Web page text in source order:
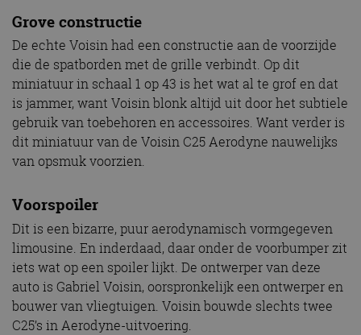
Grove constructie
De echte Voisin had een constructie aan de voorzijde
die de spatborden met de grille verbindt. Op dit
miniatuur in schaal 1 op 43 is het wat al te grof en dat
is jammer, want Voisin blonk altijd uit door het subtiele
gebruik van toebehoren en accessoires. Want verder is
dit miniatuur van de Voisin C25 Aerodyne nauwelijks
van opsmuk voorzien.
Voorspoiler
Dit is een bizarre, puur aerodynamisch vormgegeven
limousine. En inderdaad, daar onder de voorbumper zit
iets wat op een spoiler lijkt. De ontwerper van deze
auto is Gabriel Voisin, oorspronkelijk een ontwerper en
bouwer van vliegtuigen. Voisin bouwde slechts twee
C25’s in Aerodyne-uitvoering.